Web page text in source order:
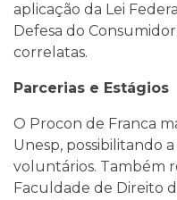
aplicação da Lei
Defesa do
correlatas.
Parcerias e Estágios
O Procon de Franca
Unesp, possibilitando
voluntários. Também
Faculdade de Direito